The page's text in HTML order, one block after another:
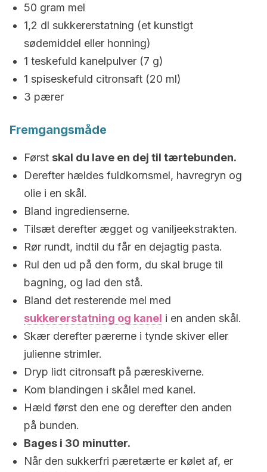
50 gram mel
1,2 dl sukkererstatning (et kunstigt
sødemiddel eller honning)
1 teskefuld kanelpulver (7 g)
1 spiseskefuld citronsaft (20 ml)
3 pærer
Fremgangsmåde
Først skal du lave en dej til tærtebunden.
Derefter hældes fuldkornsmel, havregryn og
olie i en skål.
Bland ingredienserne.
Tilsæt derefter ægget og vaniljeekstrakten.
Rør rundt, indtil du får en dejagtig pasta.
Rul den ud på den form, du skal bruge til
bagning, og lad den stå.
Bland det resterende mel med
sukkererstatning og kanel i en anden skål.
Skær derefter pærerne i tynde skiver eller
julienne strimler.
Dryp lidt citronsaft på pæreskiverne.
Kom blandingen i skålel med kanel.
Hæld først den ene og derefter den anden
på bunden.
Bages i 30 minutter.
Når den sukkerfri pæretærte er kølet af, er